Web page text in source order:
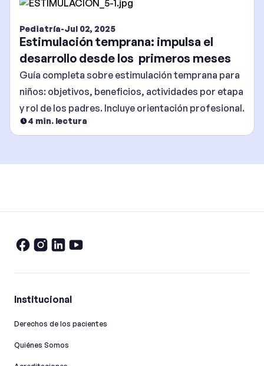
Pediatría-Jul 02, 2025
Estimulación temprana: impulsa el
desarrollo desde los primeros meses
Guía completa sobre estimulación temprana para
niños: objetivos, beneficios, actividades por etapa
y rol de los padres. Incluye orientación profesional.
4 min. lectura
Institucional
Derechos de los pacientes
Quiénes Somos